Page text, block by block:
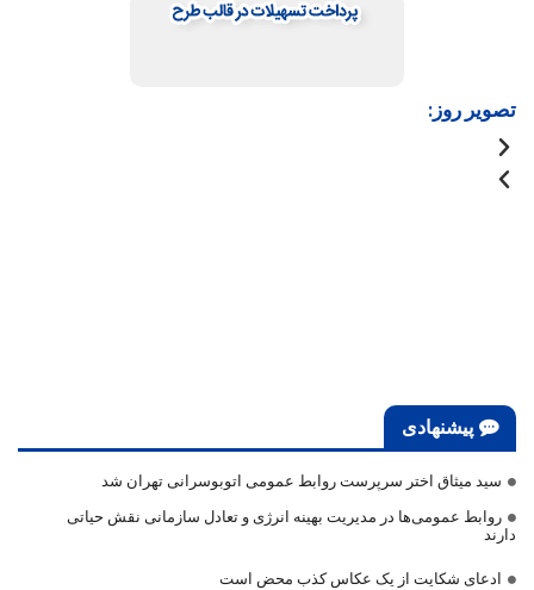
تصویر روز:
پیشنهادی
سید میثاق اختر سرپرست روابط عمومی اتوبوسرانی تهران شد
روابط عمومی‌ها در مدیریت بهینه انرژی و تعادل سازمانی نقش حیاتی
دارند
ادعای شکایت از یک عکاس کذب محض است